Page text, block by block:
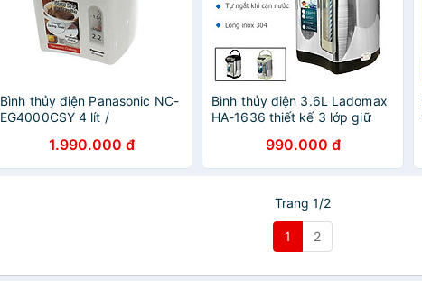
Bình thủy điện Panasonic NC-
EG4000CSY 4 lít /
Chính Hãng1.990.000 đ
Bình thủy điện 3.6L Ladomax
HA-1636 thiết kế 3 lớp giữ
chế độ rót-Hàng chính hãng
990.000 đ
Trang 1/2
1 2